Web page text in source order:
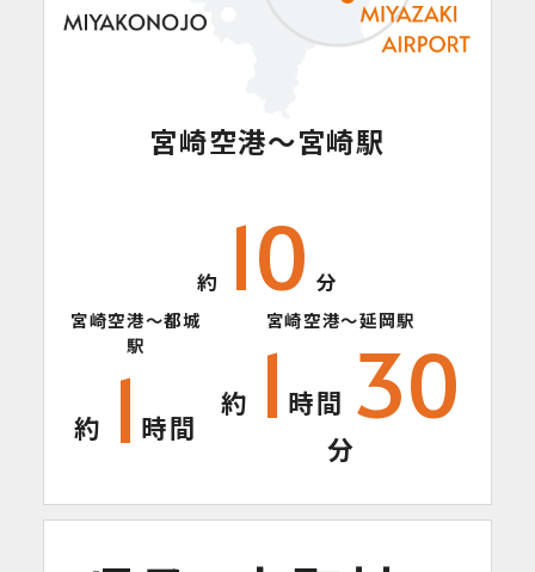
宮崎空港～宮崎駅
約 10 分
宮崎空港～都城
駅
約 1 時間
宮崎空港～延岡駅
約 1 時間 30
分